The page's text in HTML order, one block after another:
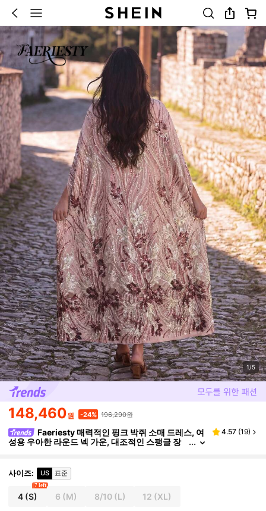
1/5
148,460원 -24% 196,290원
Faeriesty 매력적인 핑크 박쥐 소매 드레스, 여
성용 우아한 라운드 넥 가운, 대조적인 스팽글 장
4.57 (19)
사이즈: US 표준
4 (S)
7 left
6 (M) 8/10(L) 12 (XL)